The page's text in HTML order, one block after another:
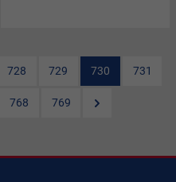
728 729 730 731
768 769